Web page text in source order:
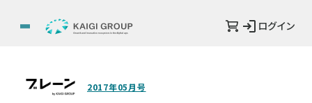
ログイン
2017年05月号